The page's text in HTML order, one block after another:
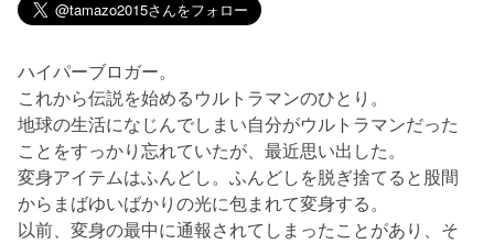
ハイパーブロガー。
これから伝説を始めるウルトラマンのひとり。
地球の生活になじんでしまい自分がウルトラマンだった
ことをすっかり忘れていたが、最近思い出した。
変身アイテムはふんどし。ふんどしを脱ぎ捨てると股間
からまばゆいばかりの光に包まれて変身する。
以前、変身の最中に通報されてしまったことがあり、そ